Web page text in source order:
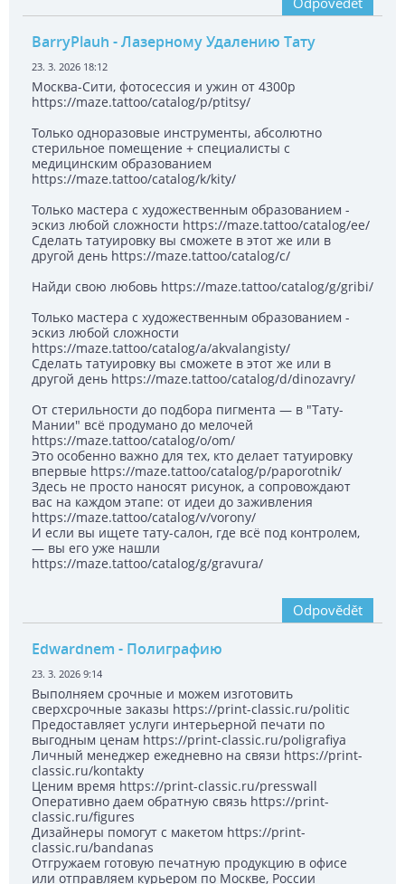
BarryPlauh - Лазерному Удалению Тату
23. 3. 2026 18:12
Москва-Сити, фотосессия и ужин от 4300р
https://maze.tattoo/catalog/p/ptitsy/
Только одноразовые инструменты, абсолютно
стерильное помещение + специалисты с
медицинским образованием
https://maze.tattoo/catalog/k/kity/
Только мастера с художественным образованием -
эскиз любой сложности https://maze.tattoo/catalog/ee/
Сделать татуировку вы сможете в этот же или в
другой день https://maze.tattoo/catalog/c/
Найди свою любовь https://maze.tattoo/catalog/g/gribi/
Только мастера с художественным образованием -
эскиз любой сложности
https://maze.tattoo/catalog/a/akvalangisty/
Сделать татуировку вы сможете в этот же или в
другой день https://maze.tattoo/catalog/d/dinozavry/
От стерильности до подбора пигмента — в "Тату-
Мании" всё продумано до мелочей
https://maze.tattoo/catalog/o/om/
Это особенно важно для тех, кто делает татуировку
впервые https://maze.tattoo/catalog/p/paporotnik/
Здесь не просто наносят рисунок, а сопровождают
вас на каждом этапе: от идеи до заживления
https://maze.tattoo/catalog/v/vorony/
И если вы ищете тату-салон, где всё под контролем,
— вы его уже нашли
https://maze.tattoo/catalog/g/gravura/
Odpovědět
Edwardnem - Полиграфию
23. 3. 2026 9:14
Выполняем срочные и можем изготовить
сверхсрочные заказы https://print-classic.ru/politic
Предоставляет услуги интерьерной печати по
выгодным ценам https://print-classic.ru/poligrafiya
Личный менеджер ежедневно на связи https://print-
classic.ru/kontakty
Ценим время https://print-classic.ru/presswall
Оперативно даем обратную связь https://print-
classic.ru/figures
Дизайнеры помогут с макетом https://print-
classic.ru/bandanas
Отгружаем готовую печатную продукцию в офисе
или отправляем курьером по Москве, России